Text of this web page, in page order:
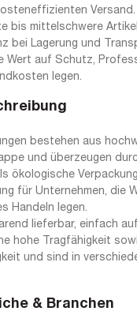
Versand.
bis mittelschwere
bei Lagerung und
Wert auf Schutz,
legen.
bestehen aus
und überzeugen
ökologische
für Unternehmen, die
Handeln legen.
lieferbar, einfach
hohe Tragfähigkeit
und sind in
& Branchen